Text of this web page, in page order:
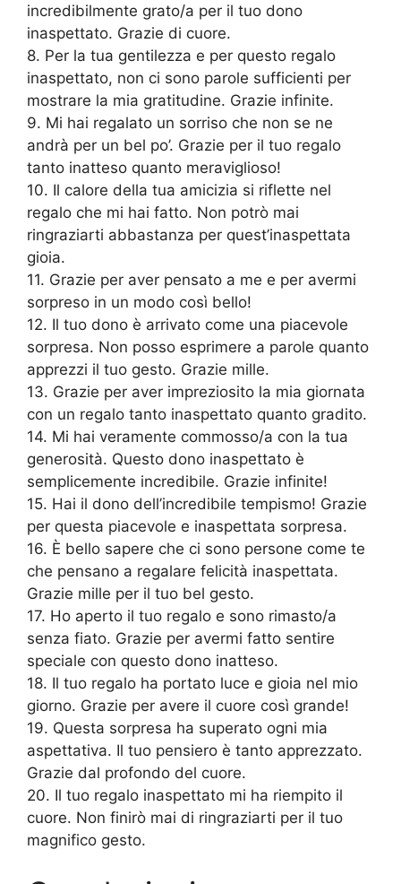
incredibilmente grato/a per il tuo dono
inaspettato. Grazie di cuore.
8. Per la tua gentilezza e per questo regalo
inaspettato, non ci sono parole sufficienti per
mostrare la mia gratitudine. Grazie infinite.
9. Mi hai regalato un sorriso che non se ne
andrà per un bel po’. Grazie per il tuo regalo
tanto inatteso quanto meraviglioso!
10. Il calore della tua amicizia si riflette nel
regalo che mi hai fatto. Non potrò mai
ringraziarti abbastanza per quest’inaspettata
gioia.
11. Grazie per aver pensato a me e per avermi
sorpreso in un modo così bello!
12. Il tuo dono è arrivato come una piacevole
sorpresa. Non posso esprimere a parole quanto
apprezzi il tuo gesto. Grazie mille.
13. Grazie per aver impreziosito la mia giornata
con un regalo tanto inaspettato quanto gradito.
14. Mi hai veramente commosso/a con la tua
generosità. Questo dono inaspettato è
semplicemente incredibile. Grazie infinite!
15. Hai il dono dell’incredibile tempismo! Grazie
per questa piacevole e inaspettata sorpresa.
16. È bello sapere che ci sono persone come te
che pensano a regalare felicità inaspettata.
Grazie mille per il tuo bel gesto.
17. Ho aperto il tuo regalo e sono rimasto/a
senza fiato. Grazie per avermi fatto sentire
speciale con questo dono inatteso.
18. Il tuo regalo ha portato luce e gioia nel mio
giorno. Grazie per avere il cuore così grande!
19. Questa sorpresa ha superato ogni mia
aspettativa. Il tuo pensiero è tanto apprezzato.
Grazie dal profondo del cuore.
20. Il tuo regalo inaspettato mi ha riempito il
cuore. Non finirò mai di ringraziarti per il tuo
magnifico gesto.